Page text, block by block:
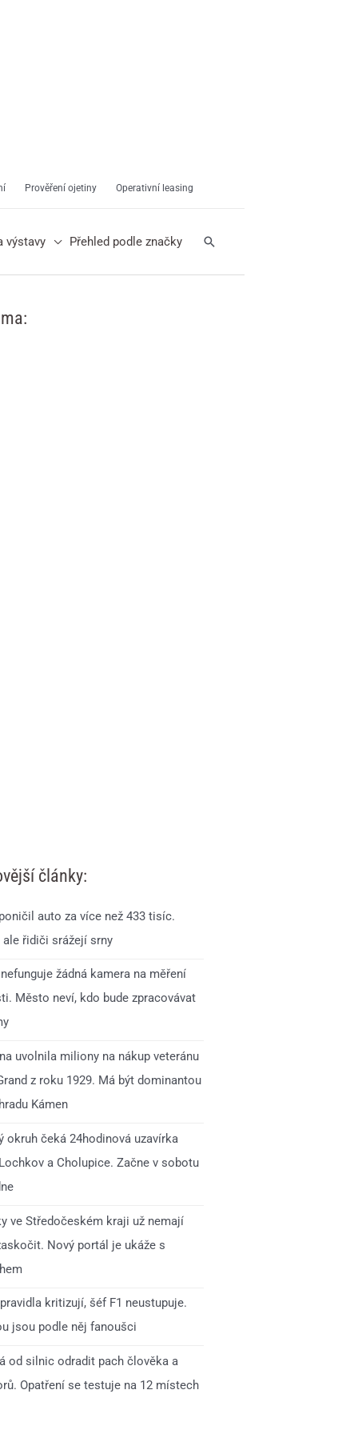
Prověření ojetiny Operativní leasing
výstavy Přehled podle značky Hledat
články:
auto za více než 433 tisíc.
řidiči srážejí srny
žádná kamera na měření
Město neví, kdo bude zpracovávat
uvolnila miliony na nákup veteránu
z roku 1929. Má být dominantou
Kámen
okruh čeká 24hodinová uzavírka
a Cholupice. Začne v sobotu
ve Středočeském kraji už nemají
Nový portál je ukáže s
kritizují, šéf F1 neustupuje.
jsou podle něj fanoušci
od silnic odradit pach člověka a
Opatření se testuje na 12 místech